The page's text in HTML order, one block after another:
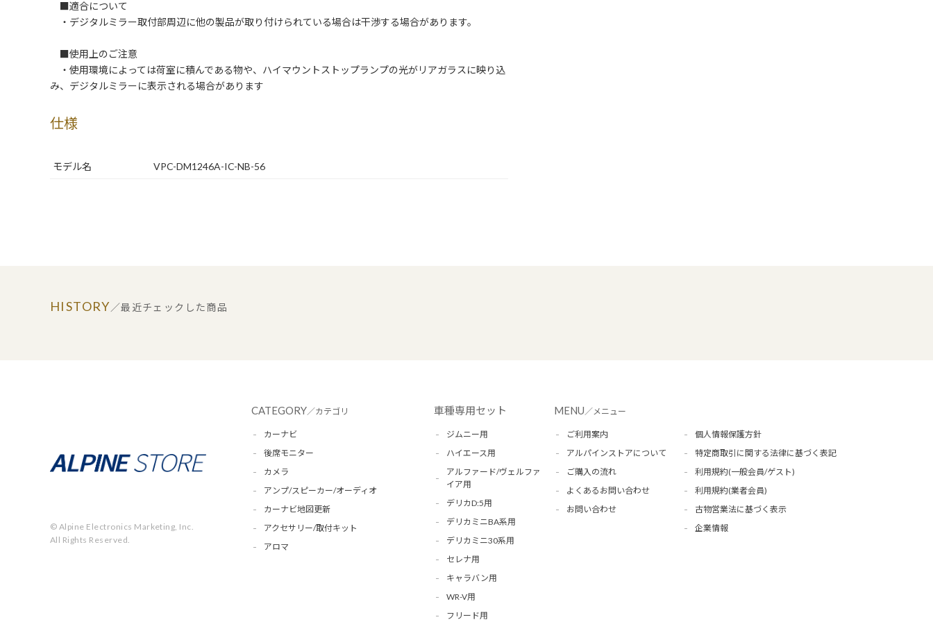
■適合について
・デジタルミラー取付部周辺に他の製品が取り付けられている場合は干渉する場合があります。
■使用上のご注意
・使用環境によっては荷室に積んである物や、ハイマウントストップランプの光がリアガラスに映り込
み、デジタルミラーに表示される場合があります
仕様
モデル名 VPC-DM1246A-IC-NB-56
HISTORY／最近チェックした商品
© Alpine Electronics Marketing, Inc.
All Rights Reserved.
CATEGORY／カテゴリ
カーナビ
後席モニター
カメラ
アンプ/スピーカー/オーディオ
カーナビ地図更新
アクセサリー/取付キット
アロマ
車種専用セット
ジムニー用
ハイエース用
アルファード/ヴェルファ
イア用
デリカD:5用
デリカミニBA系用
デリカミニ30系用
セレナ用
キャラバン用
WR-V用
フリード用
MENU／メニュー
ご利用案内
アルパインストアについて
ご購入の流れ
よくあるお問い合わせ
お問い合わせ
個人情報保護方針
特定商取引に関する法律に基づく表記
利用規約(一般会員/ゲスト)
利用規約(業者会員)
古物営業法に基づく表示
企業情報